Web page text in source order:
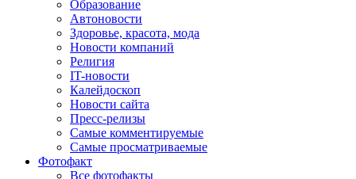
Образование
Автоновости
Здоровье, красота, мода
Новости компаний
Религия
IT-новости
Калейдоскоп
Новости сайта
Пресс-релизы
Самые комментируемые
Самые просматриваемые
Фотофакт
Все фотофакты